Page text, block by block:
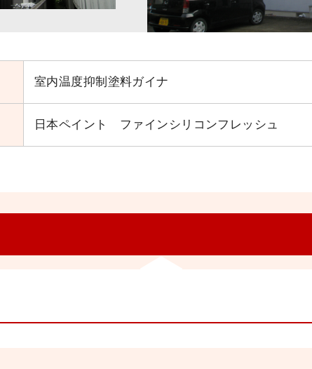
室内温度抑制塗料ガイナ
日本ペイント ファインシリコンフレッシュ